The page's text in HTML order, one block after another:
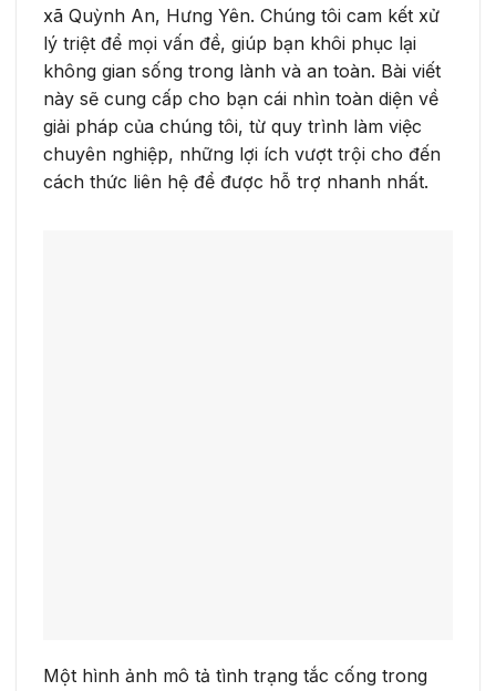
xã Quỳnh An, Hưng Yên. Chúng tôi cam kết xử
lý triệt để mọi vấn đề, giúp bạn khôi phục lại
không gian sống trong lành và an toàn. Bài viết
này sẽ cung cấp cho bạn cái nhìn toàn diện về
giải pháp của chúng tôi, từ quy trình làm việc
chuyên nghiệp, những lợi ích vượt trội cho đến
cách thức liên hệ để được hỗ trợ nhanh nhất.
Một hình ảnh mô tả tình trạng tắc cống trong